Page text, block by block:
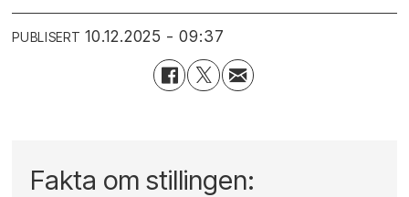
PUBLISERT 10.12.2025 - 09:37
Fakta om stillingen: